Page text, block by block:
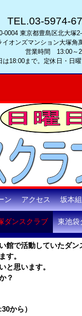
TEL.03-5974-
0004 東京都豊島区北大塚
イオンズマンション大塚角
営業時間 13:00～
は18:00まで。定休日・日曜
ン アクセス 坂本
ダンスクラブ 東池袋
館で活動していたダン
す。
と思います。
？
から）